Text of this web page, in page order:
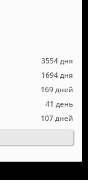
3554 дня
1694 дня
169 дней
41 день
107 дней